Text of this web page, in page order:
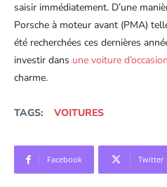
saisir immédiatement. D’une
Porsche à moteur avant (PMA)
été recherchées ces dernières
investir dans une voiture d’occasion
charme.
TAGS: VOITURES
Facebook Twitter